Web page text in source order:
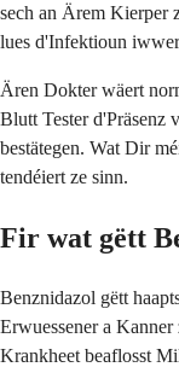
sech an Ärem Kierper
lues d'Infektioun
Ären Dokter wäert
Blutt Tester d'Präsenz
bestätegen. Wat Dir
tendéiert ze sinn.
Fir wat gëtt
Benznidazol gëtt
Erwuessener a Kanner
Krankheet beaflosst